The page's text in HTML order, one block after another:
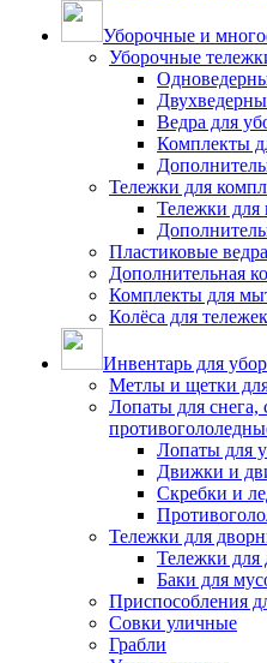
Уборочные и
Уборочные
Ведра для
Комплекты
Тележки для
Тележки для
Пластиковые
Дополнительная
Комплекты для
Колёса для тележек
Инвентарь для
Метлы и щетки
Лопаты для
Лопаты для
Движки и
Скребки и
Тележки для
Тележки для
Баки для
Приспособления
Совки уличные
Грабли